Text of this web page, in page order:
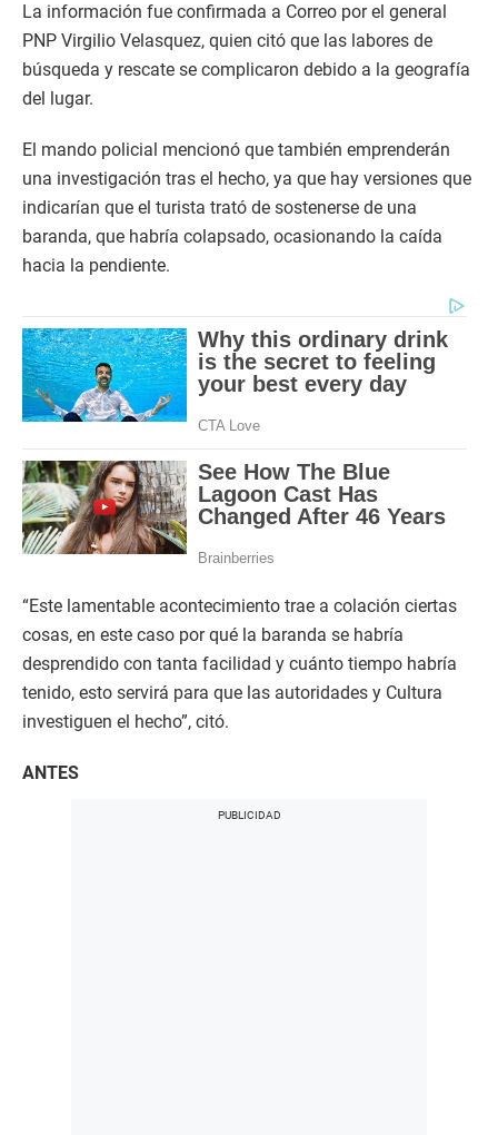
La información fue confirmada a Correo por el general
PNP Virgilio Velasquez, quien citó que las labores de
búsqueda y rescate se complicaron debido a la geografía
del lugar.
El mando policial mencionó que también emprenderán
una investigación tras el hecho, ya que hay versiones que
indicarían que el turista trató de sostenerse de una
baranda, que habría colapsado, ocasionando la caída
hacia la pendiente.
“Este lamentable acontecimiento trae a colación ciertas
cosas, en este caso por qué la baranda se habría
desprendido con tanta facilidad y cuánto tiempo habría
tenido, esto servirá para que las autoridades y Cultura
investiguen el hecho”, citó.
ANTES